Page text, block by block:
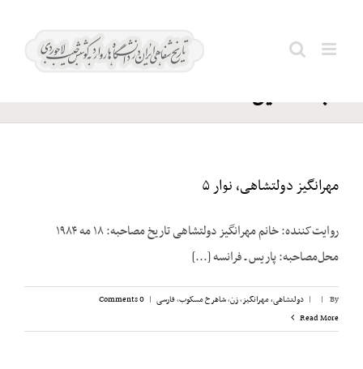
انصاری؛
عبدالحسین
مهرانگیز دولتشاهی، نوار ۵
روایت‌کننده: خانم مهرانگیز دولتشاهی تاریخ مصاحبه: ۱۸ مه ۱۹۸۴
محل‌مصاحبه: پاریس ـ فرانسه [...]
By
|
| دولتشاهی، مهرانگیز,زن,شاهرخ مسکوب,فارسی |
0 Comments
Read More